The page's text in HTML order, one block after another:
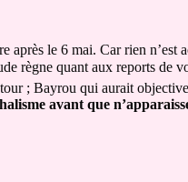
après le 6 mai. Car rien n’est
règne quant aux reports de
; Bayrou qui aurait
avant que